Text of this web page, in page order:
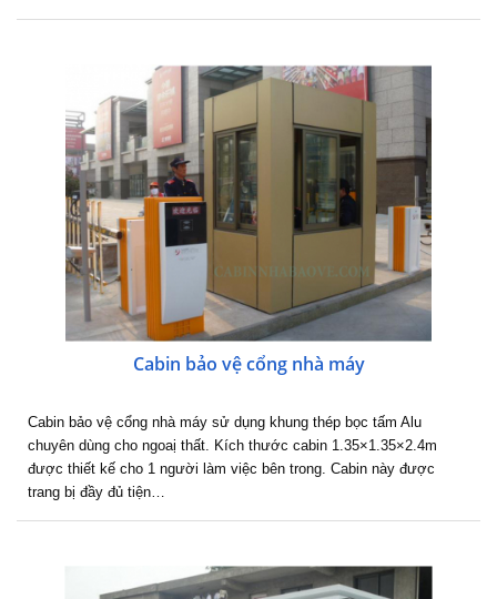
Cabin bảo vệ cổng nhà máy
Cabin bảo vệ cổng nhà máy sử dụng khung thép bọc tấm Alu
chuyên dùng cho ngoaị thất. Kích thước cabin 1.35×1.35×2.4m
được thiết kế cho 1 người làm việc bên trong. Cabin này được
trang bị đầy đủ tiện…